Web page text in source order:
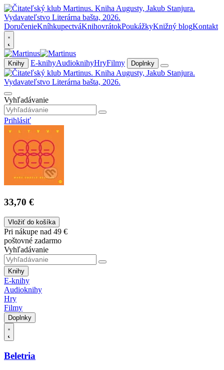
DoručenieKníhkupectváKnihovrátokPoukážkyKnižný blogKontakt
Knihy E-knihyAudioknihyHryFilmy Doplnky
Vyhľadávanie
Prihlásiť
33,70 €
Vložiť do košíka
Pri nákupe nad 49 €
poštovné zadarmo
Vyhľadávanie
Knihy
E-knihy
Audioknihy
Hry
Filmy
Doplnky
Beletria